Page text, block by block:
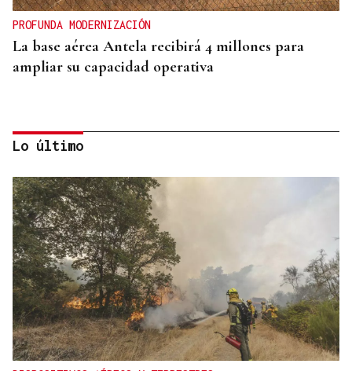
PROFUNDA MODERNIZACIÓN
La base aérea Antela recibirá 4 millones para
ampliar su capacidad operativa
MELLORA ENERXÉTICA
Máis de 212.000 euros para a cuberta do colexio de
Sandiás
Lo último